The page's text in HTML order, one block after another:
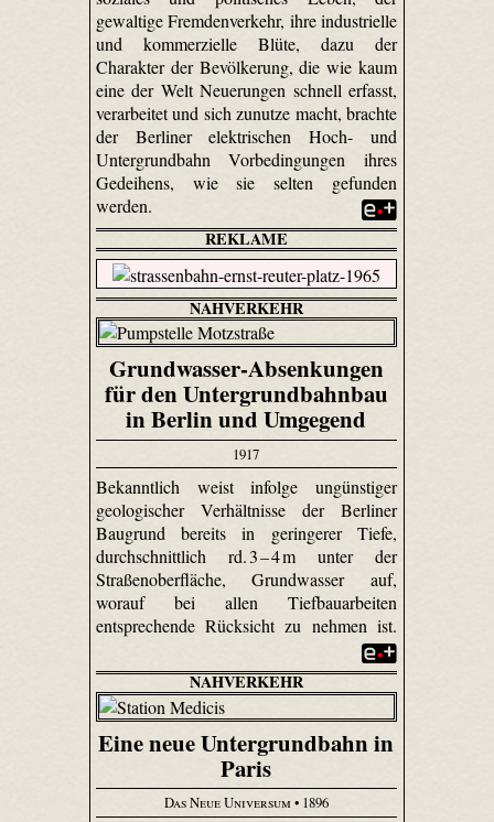
gewaltige Fremdenverkehr, ihre industrielle
und kommerzielle Blüte, dazu der
Charakter der Bevölkerung, die wie kaum
eine der Welt Neuerungen schnell erfasst,
verarbeitet und sich zunutze macht, brachte
der Berliner elektrischen Hoch- und
Untergrundbahn Vorbedingungen ihres
Gedeihens, wie sie selten gefunden
werden.
REKLAME
NAHVERKEHR
Grundwasser-Absenkungen
für den Untergrundbahnbau
in Berlin und Umgegend
1917
Bekanntlich weist infolge ungünstiger
geologischer Verhältnisse der Berliner
Baugrund bereits in geringerer Tiefe,
durchschnittlich rd. 3 – 4 m unter der
Straßenoberfläche, Grundwasser auf,
worauf bei allen Tiefbauarbeiten
entsprechende Rücksicht zu nehmen ist.
NAHVERKEHR
Eine neue Untergrundbahn in
Paris
Das Neue Universum• 1896